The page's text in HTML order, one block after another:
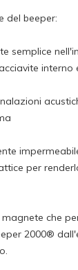
del beeper:
semplice
interno
per
che
2000®